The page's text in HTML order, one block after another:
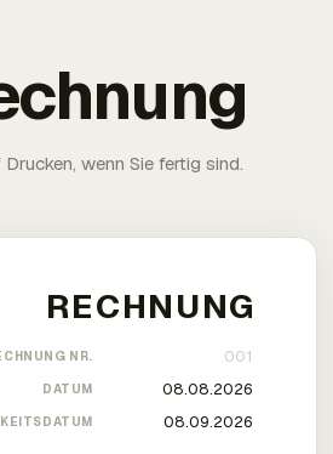
wenn Sie fertig sind.
NR.
DATUM